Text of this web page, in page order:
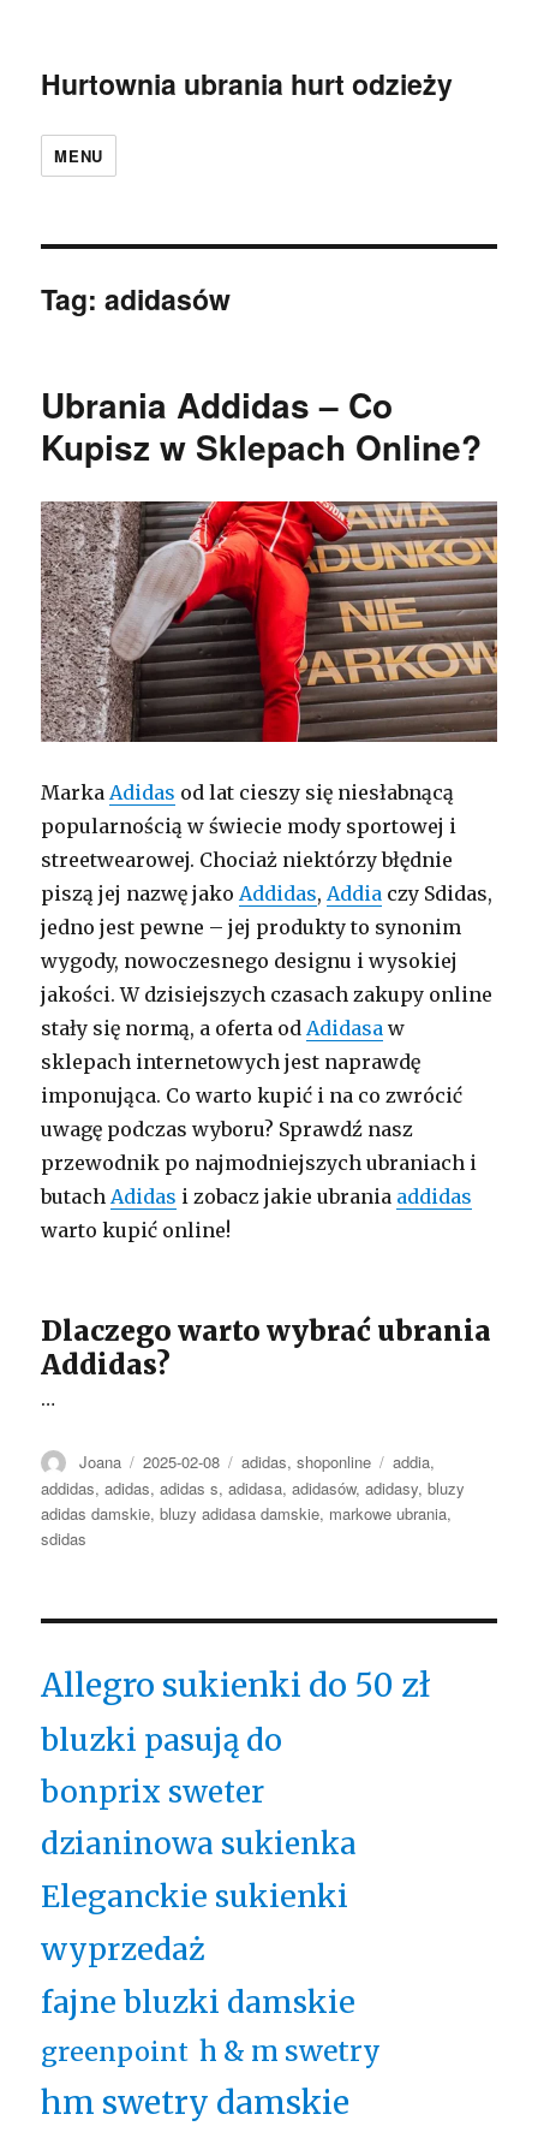
Hurtownia ubrania hurt odzieży
MENU
Tag:adidasów
Ubrania Addidas – Co
Kupisz w Sklepach Online?
Marka Adidas od lat cieszy się niesłabnącą
popularnością w świecie mody sportowej i
streetwearowej. Chociaż niektórzy błędnie
piszą jej nazwę jako Addidas, Addia czy Sdidas,
jedno jest pewne – jej produkty to synonim
wygody, nowoczesnego designu i wysokiej
jakości. W dzisiejszych czasach zakupy online
stały się normą, a oferta od Adidasa w
sklepach internetowych jest naprawdę
imponująca. Co warto kupić i na co zwrócić
uwagę podczas wyboru? Sprawdź nasz
przewodnik po najmodniejszych ubraniach i
butach Adidas i zobacz jakie ubrania addidas
warto kupić online!
Dlaczego warto wybrać ubrania
Addidas?
…
Autor
Joana Opublikowano
2025-02-08 Kategorie
adidas,shoponline Tagi
addia,
addidas,adidas,adidas s,adidasa,adidasów,adidasy,bluzy
adidas damskie,bluzy adidasa damskie, markowe ubrania,
sdidas
Allegro sukienki do 50 zł
bluzki pasują do
bonprix sweter
dzianinowa sukienka
Eleganckie sukienki
wyprzedaż
fajne bluzki damskie
greenpoint h & m swetry
hm swetry damskie